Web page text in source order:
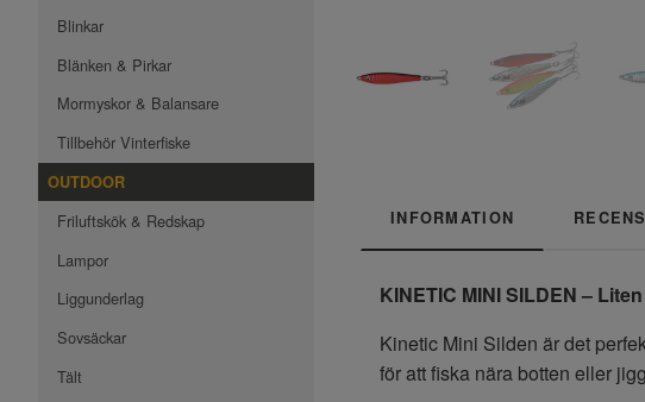
Blinkar
Blänken & Pirkar
Mormyskor & Balansare
Tillbehör Vinterfiske
OUTDOOR
Friluftskök & Redskap
Lampor
Liggunderlag
Sovsäckar
Tält
INFORMATION
KINETIC MINI SILDEN –
Kinetic Mini Silden är det
för att fiska nära botten eller